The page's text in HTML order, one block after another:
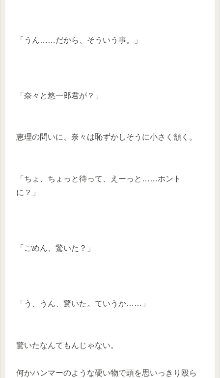
「うん……だから、そういう事。」
「奈々と悠一郎君が？」
恵理の問いに、奈々は恥ずかしそうに小さく頷く。
「ちょ、ちょっと待って、えーっと……ホント
に？」
「ごめん、驚いた？」
「う、うん、驚いた。ていうか……」
驚いたなんてもんじゃない。
何かハンマーのような硬い物で頭を思いっきり殴ら